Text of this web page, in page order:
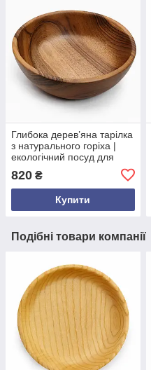
Глибока дерев’яна тарілка
з натурального горіха |
екологічний посуд для
820 ₴
Купити
Подібні товари компанії